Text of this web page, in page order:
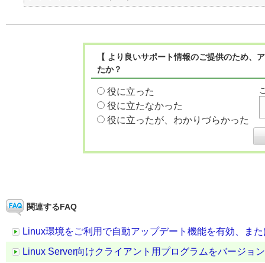
【 より良いサポート情報のご提供のため
たか？
役に立った
役に立たなかった
役に立ったが、わかりづらかった
関連するFAQ
Linux環境をご利用で自動アップデート機能を有効、ま
Linux Server向けクライアント用プログラムをバージョ